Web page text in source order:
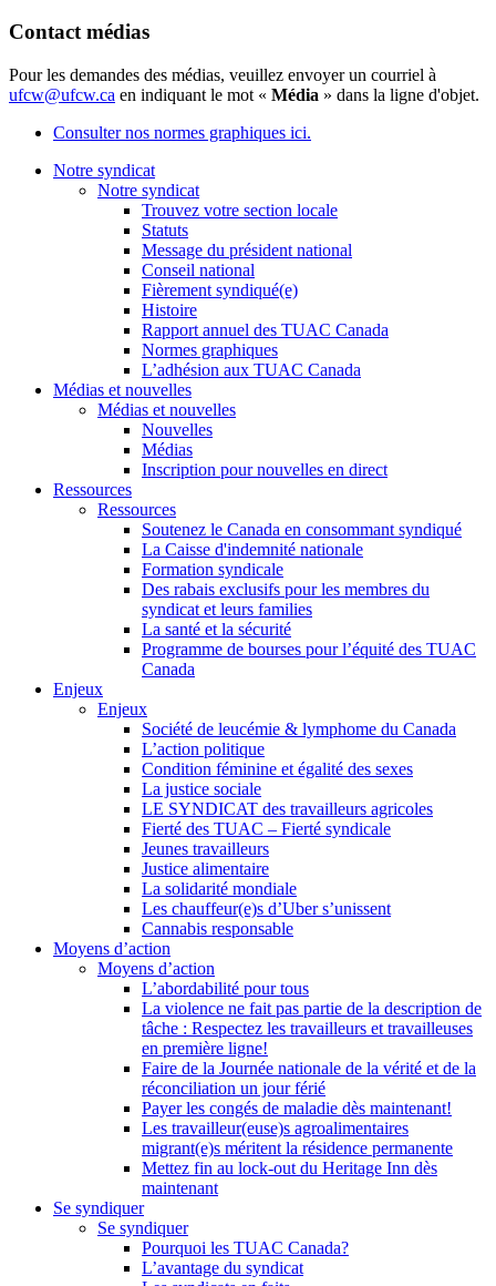
Contact médias
Pour les demandes des médias, veuillez envoyer un courriel à
ufcw@ufcw.ca en indiquant le mot « Média » dans la ligne d'objet.
Consulter nos normes graphiques ici.
Notre syndicat
Notre syndicat
Trouvez votre section locale
Statuts
Message du président national
Conseil national
Fièrement syndiqué(e)
Histoire
Rapport annuel des TUAC Canada
Normes graphiques
L’adhésion aux TUAC Canada
Médias et nouvelles
Médias et nouvelles
Nouvelles
Médias
Inscription pour nouvelles en direct
Ressources
Ressources
Soutenez le Canada en consommant syndiqué
La Caisse d'indemnité nationale
Formation syndicale
Des rabais exclusifs pour les membres du
syndicat et leurs families
La santé et la sécurité
Programme de bourses pour l’équité des TUAC
Canada
Enjeux
Enjeux
Société de leucémie & lymphome du Canada
L’action politique
Condition féminine et égalité des sexes
La justice sociale
LE SYNDICAT des travailleurs agricoles
Fierté des TUAC – Fierté syndicale
Jeunes travailleurs
Justice alimentaire
La solidarité mondiale
Les chauffeur(e)s d’Uber s’unissent
Cannabis responsable
Moyens d’action
Moyens d’action
L’abordabilité pour tous
La violence ne fait pas partie de la description de
tâche : Respectez les travailleurs et travailleuses
en première ligne!
Faire de la Journée nationale de la vérité et de la
réconciliation un jour férié
Payer les congés de maladie dès maintenant!
Les travailleur(euse)s agroalimentaires
migrant(e)s méritent la résidence permanente
Mettez fin au lock-out du Heritage Inn dès
maintenant
Se syndiquer
Se syndiquer
Pourquoi les TUAC Canada?
L’avantage du syndicat